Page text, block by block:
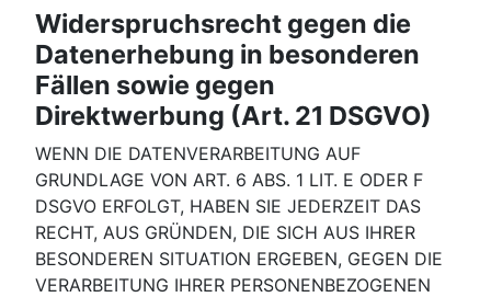
Widerspruchsrecht gegen die
Datenerhebung in besonderen
Fällen sowie gegen
Direktwerbung (Art. 21 DSGVO)
WENN DIE DATENVERARBEITUNG AUF
GRUNDLAGE VON ART. 6 ABS. 1 LIT. E ODER F
DSGVO ERFOLGT, HABEN SIE JEDERZEIT DAS
RECHT, AUS GRÜNDEN, DIE SICH AUS IHRER
BESONDEREN SITUATION ERGEBEN, GEGEN DIE
VERARBEITUNG IHRER PERSONENBEZOGENEN